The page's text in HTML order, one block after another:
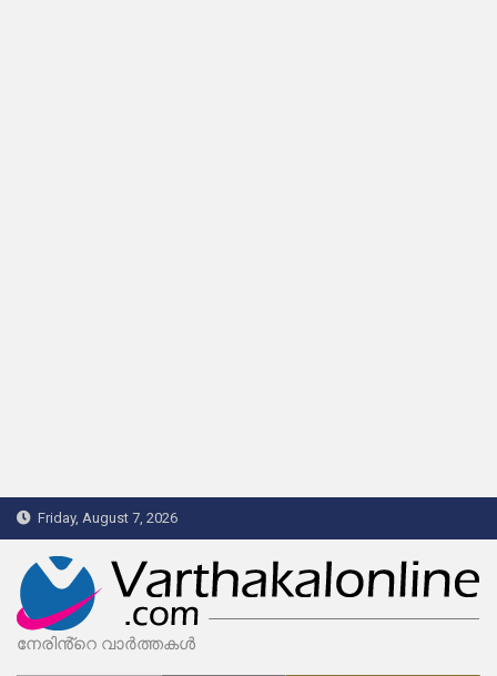
Skip
to
content
Friday, August 7, 2026
നേരിൻ്റെ വാർത്തകൾ